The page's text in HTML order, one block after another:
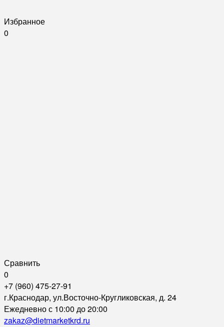
Избранное
0
Сравнить
0
+7 (960) 475-27-91
г.Краснодар, ул.Восточно-Кругликовская, д. 24
Ежедневно с 10:00 до 20:00
zakaz@dietmarketkrd.ru